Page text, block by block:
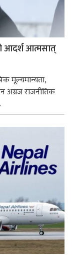
आदर्श आत्मसात्
मूल्यमान्यता,
अग्रज राजनीतिक